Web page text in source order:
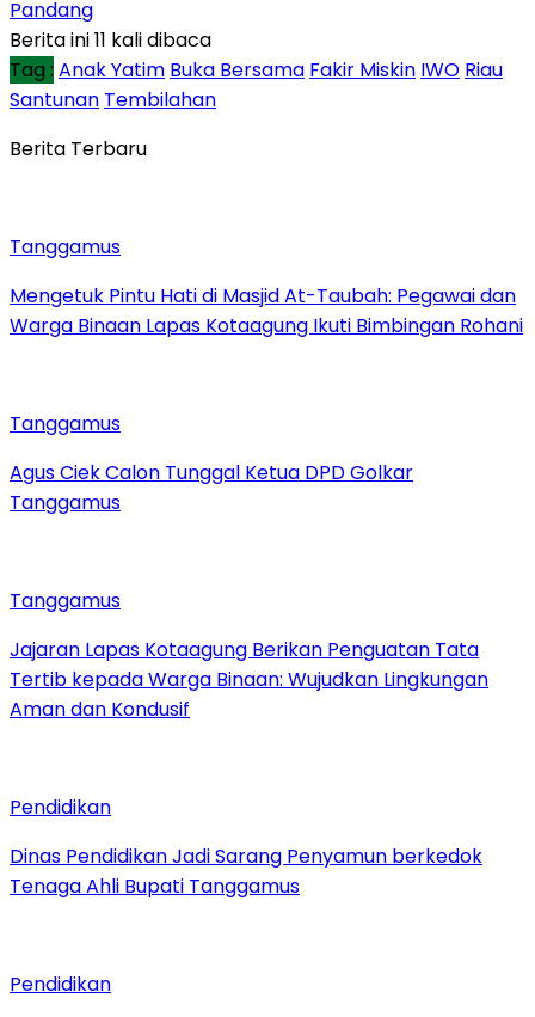
Pandang
Berita ini 11 kali dibaca
Tag : Anak Yatim Buka Bersama Fakir Miskin IWO Riau
Santunan Tembilahan
Berita Terbaru
Tanggamus
Mengetuk Pintu Hati di Masjid At-Taubah: Pegawai dan
Warga Binaan Lapas Kotaagung Ikuti Bimbingan Rohani
Tanggamus
Agus Ciek Calon Tunggal Ketua DPD Golkar
Tanggamus
Tanggamus
Jajaran Lapas Kotaagung Berikan Penguatan Tata
Tertib kepada Warga Binaan: Wujudkan Lingkungan
Aman dan Kondusif
Pendidikan
Dinas Pendidikan Jadi Sarang Penyamun berkedok
Tenaga Ahli Bupati Tanggamus
Pendidikan